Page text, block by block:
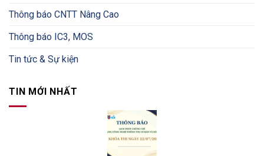
Thông báo CNTT Nâng Cao
Thông báo IC3, MOS
Tin tức & Sự kiện
TIN MỚI NHẤT